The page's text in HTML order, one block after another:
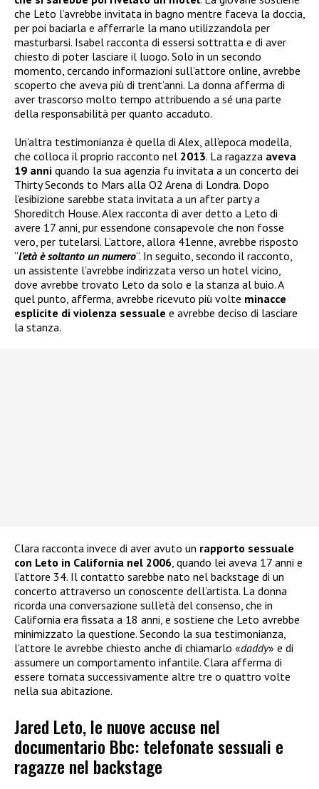
che Leto l’avrebbe invitata in bagno mentre faceva la doccia,
per poi baciarla e afferrarle la mano utilizzandola per
masturbarsi. Isabel racconta di essersi sottratta e di aver
chiesto di poter lasciare il luogo. Solo in un secondo
momento, cercando informazioni sull’attore online, avrebbe
scoperto che aveva più di trent’anni. La donna afferma di
aver trascorso molto tempo attribuendo a sé una parte
della responsabilità per quanto accaduto.
Un’altra testimonianza è quella di Alex, all’epoca modella,
che colloca il proprio racconto nel 2013. La ragazza aveva
19 anni quando la sua agenzia fu invitata a un concerto dei
Thirty Seconds to Mars alla O2 Arena di Londra. Dopo
l’esibizione sarebbe stata invitata a un after party a
Shoreditch House. Alex racconta di aver detto a Leto di
avere 17 anni, pur essendone consapevole che non fosse
vero, per tutelarsi. L’attore, allora 41enne, avrebbe risposto
“l’età è soltanto un numero“. In seguito, secondo il racconto,
un assistente l’avrebbe indirizzata verso un hotel vicino,
dove avrebbe trovato Leto da solo e la stanza al buio. A
quel punto, afferma, avrebbe ricevuto più volte minacce
esplicite di violenza sessuale e avrebbe deciso di lasciare
la stanza.
Clara racconta invece di aver avuto un rapporto sessuale
con Leto in California nel 2006 , quando lei aveva 17 anni e
l’attore 34. Il contatto sarebbe nato nel backstage di un
concerto attraverso un conoscente dell’artista. La donna
ricorda una conversazione sull’età del consenso, che in
California era fissata a 18 anni, e sostiene che Leto avrebbe
minimizzato la questione. Secondo la sua testimonianza,
l’attore le avrebbe chiesto anche di chiamarlo «daddy» e di
assumere un comportamento infantile. Clara afferma di
essere tornata successivamente altre tre o quattro volte
nella sua abitazione.
Jared Leto, le nuove accuse nel
documentario Bbc: telefonate sessuali e
ragazze nel backstage